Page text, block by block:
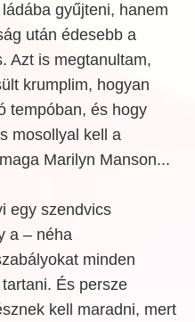
gyűjteni, hanem
után édesebb a
Azt is megtanultam,
krumplim, hogyan
tempóban, és hogy
mosollyal kell a
Marilyn Manson...
egy szendvics
a – néha
minden
És persze
kell maradni, mert